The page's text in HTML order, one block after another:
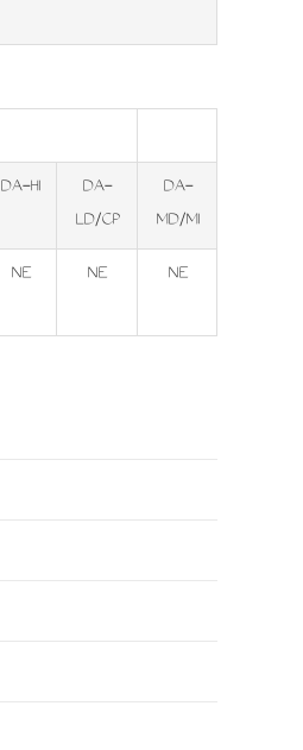
DA-HI
DA-
LD/CP
DA-
MD/MI
NE NE NE